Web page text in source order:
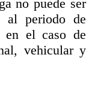
no puede ser
al periodo de
en el caso de
vehicular y